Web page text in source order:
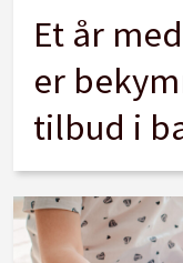
Et år
er
tilbud i